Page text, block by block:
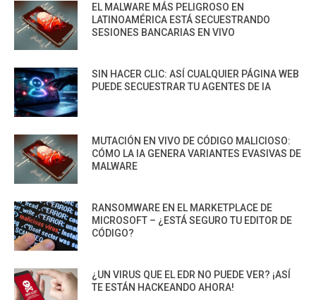
EL MALWARE MÁS PELIGROSO EN
LATINOAMÉRICA ESTÁ SECUESTRANDO
SESIONES BANCARIAS EN VIVO
SIN HACER CLIC: ASÍ CUALQUIER PÁGINA WEB
PUEDE SECUESTRAR TU AGENTES DE IA
MUTACIÓN EN VIVO DE CÓDIGO MALICIOSO:
CÓMO LA IA GENERA VARIANTES EVASIVAS DE
MALWARE
RANSOMWARE EN EL MARKETPLACE DE
MICROSOFT – ¿ESTÁ SEGURO TU EDITOR DE
CÓDIGO?
¿UN VIRUS QUE EL EDR NO PUEDE VER? ¡ASÍ
TE ESTÁN HACKEANDO AHORA!